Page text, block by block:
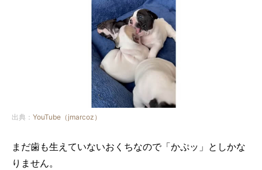
出典： YouTube（jmarcoz）
まだ歯も生えていないおくちなので「かぷッ」としかな
りません。